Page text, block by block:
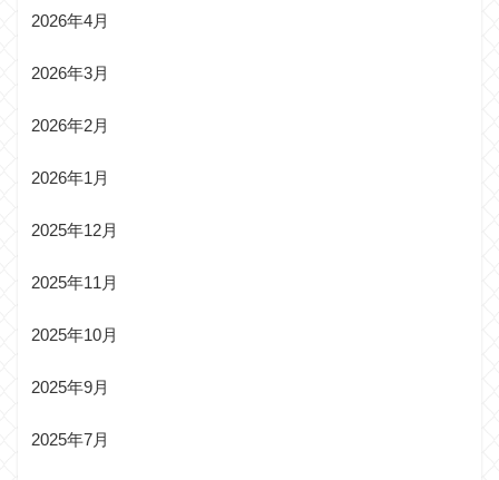
2026年4月
2026年3月
2026年2月
2026年1月
2025年12月
2025年11月
2025年10月
2025年9月
2025年7月